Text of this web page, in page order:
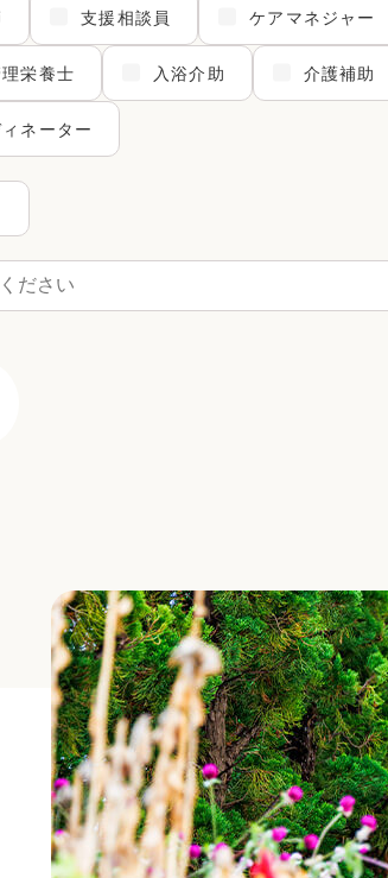
支援相談員 ケアマネジャー
栄養士 入浴介助 介護補助
ネーター